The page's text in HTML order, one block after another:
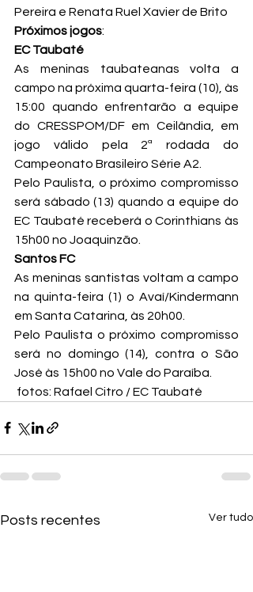
Pereira e Renata Ruel Xavier de Brito
Próximos jogos:
EC Taubaté
As meninas taubateanas volta a
campo na próxima quarta-feira (10), às
15:00 quando enfrentarão a equipe
do CRESSPOM/DF em Ceilândia, em
jogo válido pela 2ª rodada do
Campeonato Brasileiro Série A2.
Pelo Paulista, o próximo compromisso
será sábado (13) quando a equipe do
EC Taubaté receberá o Corinthians às
15h00 no Joaquinzão.
Santos FC
As meninas santistas voltam a campo
na quinta-feira (1) o Avaí/Kindermann
em Santa Catarina, às 20h00.
Pelo Paulista o próximo compromisso
será no domingo (14), contra o São
José às 15h00 no Vale do Paraíba.
fotos: Rafael Citro / EC Taubaté
Posts recentes Ver tudo